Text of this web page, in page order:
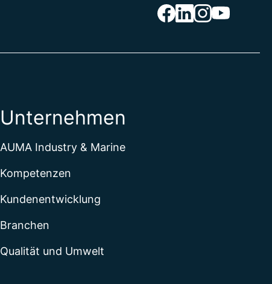
Unternehmen
AUMA Industry & Marine
Kompetenzen
Kundenentwicklung
Branchen
Qualität und Umwelt